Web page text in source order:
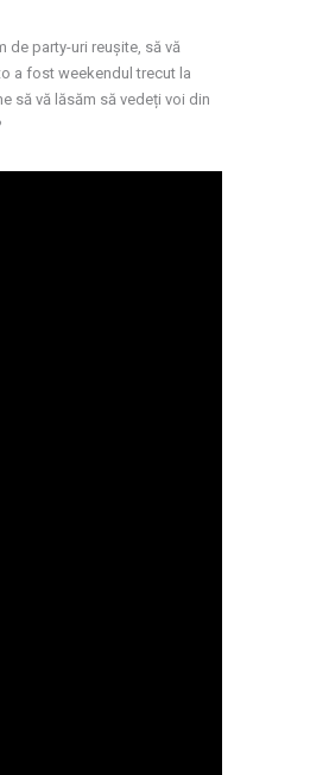
de party-uri reușite, să vă
a fost weekendul trecut la
să vă lăsăm să vedeți voi din